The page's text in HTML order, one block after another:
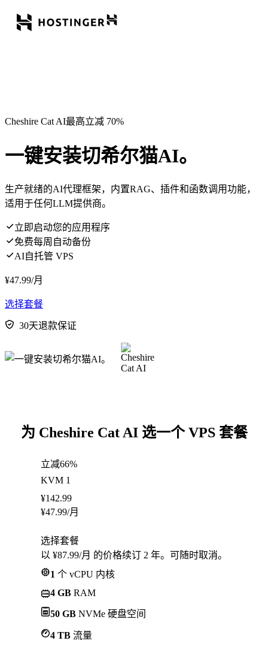
Cheshire Cat AI最高立减 70%
一键安装切希尔猫AI。
生产就绪的AI代理框架，内置RAG、插件和函数调用功能，
适用于任何LLM提供商。
立即启动您的应用程序
免费每周自动备份
AI自托管 VPS
¥47.99/月
选择套餐
30天退款保证
为 Cheshire Cat AI 选一个 VPS 套餐
立减66%
KVM 1
¥142.99
¥47.99/月
选择套餐
以 ¥87.99/月 的价格续订 2 年。可随时取消。
1 个 vCPU 内核
4 GB RAM
50 GB NVMe 硬盘空间
4 TB 流量